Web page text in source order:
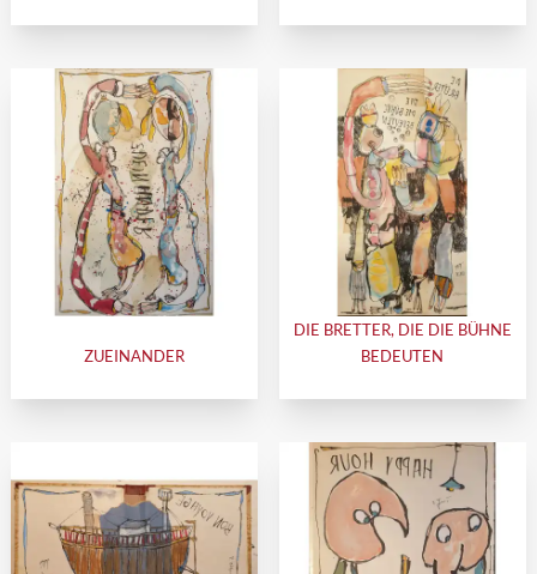
ZUEINANDER
DIE BRETTER, DIE DIE BÜHNE
BEDEUTEN